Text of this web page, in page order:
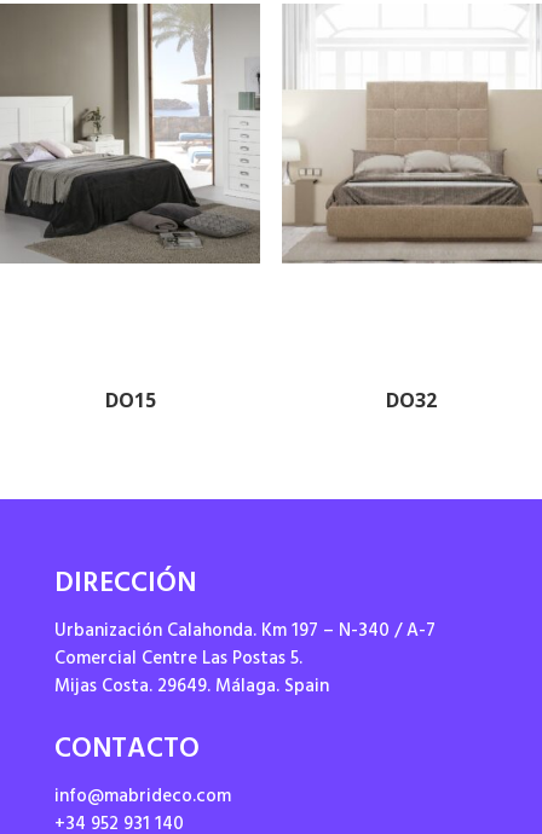
DO15 DO32
DIRECCIÓN
Urbanización Calahonda. Km 197 – N-340 / A-7
Comercial Centre Las Postas 5.
Mijas Costa. 29649. Málaga. Spain
CONTACTO
info@mabrideco.com
+34 952 931 140